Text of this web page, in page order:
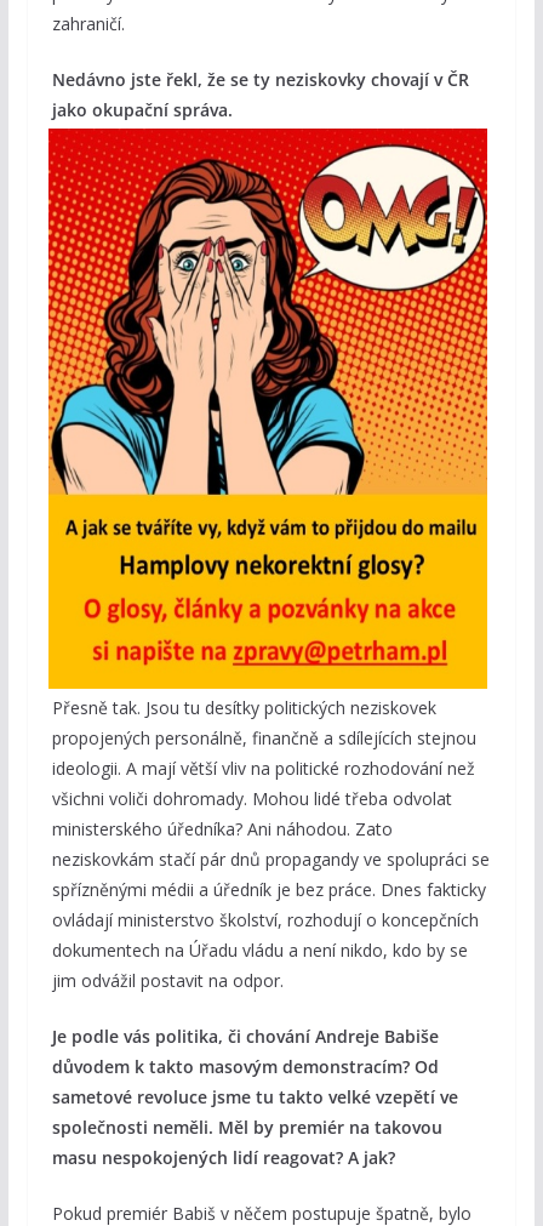
zahraničí.
Nedávno jste řekl, že se ty neziskovky chovají v ČR
jako okupační správa.
Přesně tak. Jsou tu desítky politických neziskovek
propojených personálně, finančně a sdílejících stejnou
ideologii. A mají větší vliv na politické rozhodování než
všichni voliči dohromady. Mohou lidé třeba odvolat
ministerského úředníka? Ani náhodou. Zato
neziskovkám stačí pár dnů propagandy ve spolupráci se
spřízněnými médii a úředník je bez práce. Dnes fakticky
ovládají ministerstvo školství, rozhodují o koncepčních
dokumentech na Úřadu vládu a není nikdo, kdo by se
jim odvážil postavit na odpor.
Je podle vás politika, či chování Andreje Babiše
důvodem k takto masovým demonstracím? Od
sametové revoluce jsme tu takto velké vzepětí ve
společnosti neměli. Měl by premiér na takovou
masu nespokojených lidí reagovat? A jak?
Pokud premiér Babiš v něčem postupuje špatně, bylo